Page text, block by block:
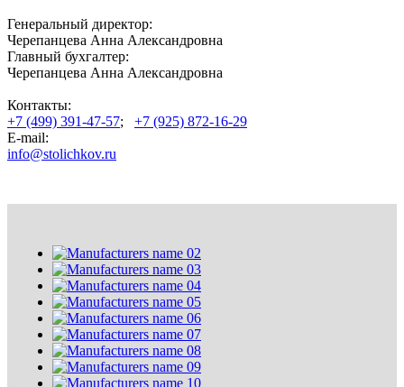
Генеральный директор:
Черепанцева Анна Александровна
Главный бухгалтер:
Черепанцева Анна Александровна
Контакты:
+7 (499) 391-47-57; +7 (925) 872-16-29
E-mail:
info@stolichkov.ru